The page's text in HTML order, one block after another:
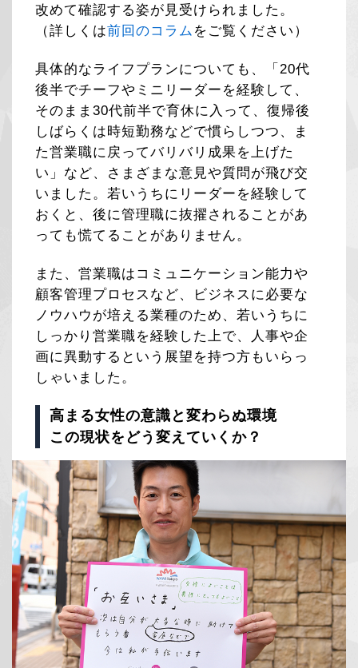
改めて確認する姿が見受けられました。
（詳しくは前回のコラム をご覧ください）
具体的なライフプランについても、「20代
後半でチーフやミニリーダーを経験して、
そのまま30代前半で育休に入って、復帰後
しばらくは時短勤務などで慣らしつつ、ま
た営業職に戻ってバリバリ成果を上げた
い」など、さまざまな意見や質問が飛び交
いました。若いうちにリーダーを経験して
おくと、後に管理職に抜擢されることがあ
っても慌てることがありません。
また、営業職はコミュニケーション能力や
顧客管理プロセスなど、ビジネスに必要な
ノウハウが培える業種のため、若いうちに
しっかり営業職を経験した上で、人事や企
画に異動するという展望を持つ方もいらっ
しゃいました。
高まる女性の意識と変わらぬ環境
この現状をどう変えていくか？